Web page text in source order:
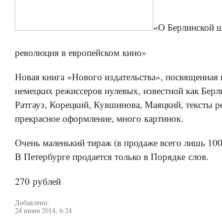
«О Берлинской
революция в европейском кино»
Новая книга «Нового издательства», посвященная
немецких режиссеров нулевых, известной как
Ратгауз, Корецкий, Кувшинова, Маяцкий, тексты
прекрасное оформление, много картинок.
Очень маленький тираж (в продаже всего лишь
В Петербурге продается только в Порядке слов.
270 рублей
Добавлено:
24 июня 2014, 6:24